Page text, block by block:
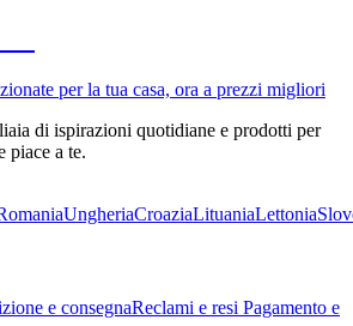
per la tua casa, ora a prezzi migliori
di ispirazioni quotidiane e prodotti per
piace a te.
UngheriaCroaziaLituaniaLettonia
e consegnaReclami e resi Pagamento e